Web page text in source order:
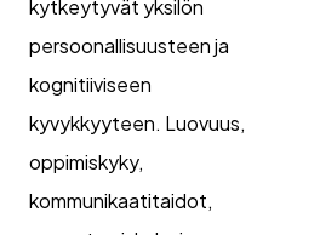
kytkeytyvät yksilön
persoonallisuusteen ja
kognitiiviseen
kyvykkyyteen. Luovuus,
oppimiskyky,
kommunikaatitaidot,